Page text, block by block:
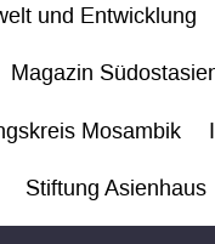
und Entwicklung
Magazin
Mosambik
Stiftung Asienhaus